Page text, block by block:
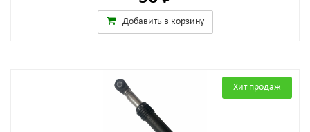
Добавить в корзину
Хит продаж